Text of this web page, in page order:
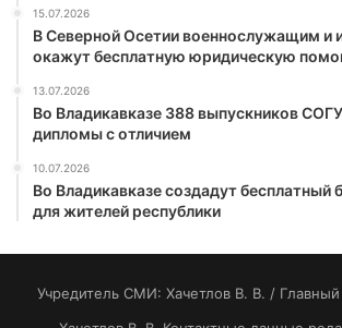
15.07.2026
В Северной Осетии военнослужащим и
окажут бесплатную юридическую
13.07.2026
Во Владикавказе 388 выпускников
дипломы с отличием
10.07.2026
Во Владикавказе создадут бесплатный
для жителей республики
Учредитель СМИ: Хaчeтлoв B. B. /